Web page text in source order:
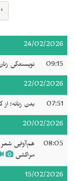
›
24/02/2026
09:15 نویسندگی
22/02/2026
07:51 بدن زنانه؛
20/02/2026
08:05
هم‌آوایی شعر
مراکشی
15/02/2026